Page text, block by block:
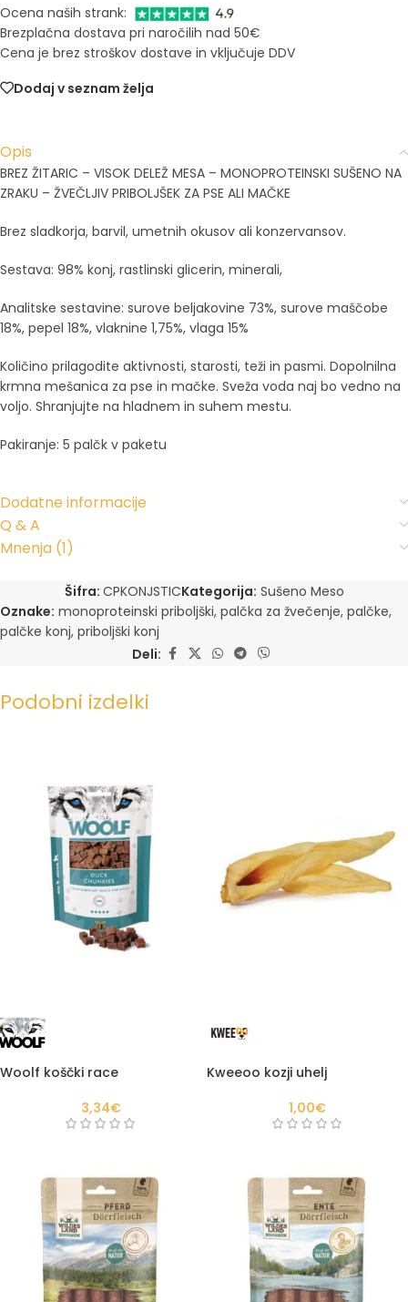
Ocena naših strank:
Brezplačna dostava pri naročilih nad 50€
Cena je brez stroškov dostave in vključuje DDV
Dodaj v seznam želja
Opis
BREZ ŽITARIC – VISOK DELEŽ MESA – MONOPROTEINSKI SUŠENO NA
ZRAKU – ŽVEČLJIV PRIBOLJŠEK ZA PSE ALI MAČKE
Brez sladkorja, barvil, umetnih okusov ali konzervansov.
Sestava: 98% konj, rastlinski glicerin, minerali,
Analitske sestavine: surove beljakovine 73%, surove maščobe
18%, pepel 18%, vlaknine 1,75%, vlaga 15%
Količino prilagodite aktivnosti, starosti, teži in pasmi. Dopolnilna
krmna mešanica za pse in mačke. Sveža voda naj bo vedno na
voljo. Shranjujte na hladnem in suhem mestu.
Pakiranje: 5 palčk v paketu
Dodatne informacije
Q & A
Mnenja (1)
Šifra: CPKONJSTICKategorija: Sušeno Meso
Oznake: monoproteinski priboljški, palčka za žvečenje, palčke,
palčke konj, priboljški konj
Deli:
Podobni izdelki
Woolf koščki race
3,34€
Kweeoo kozji uhelj
1,00€